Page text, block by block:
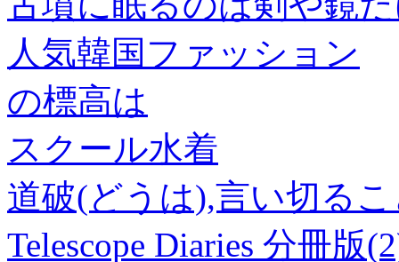
人気韓国ファッション
の標高は
スクール水着
道破(どうは),言い切る
Telescope Diaries 分冊版